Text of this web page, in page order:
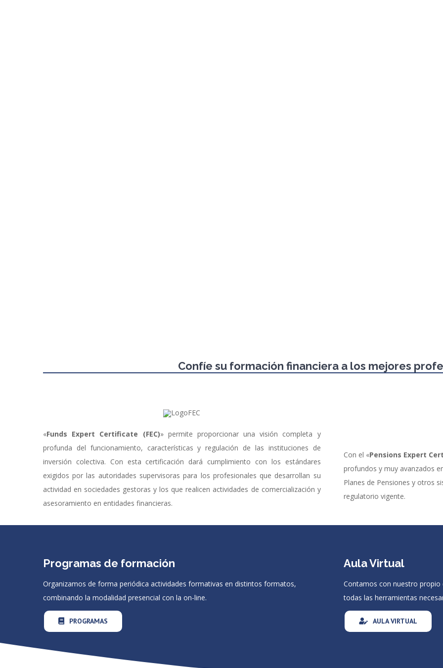
Confíe su formación financiera a los mejores
«Funds Expert Certificate (FEC)» permite proporcionar una visión completa y
profunda del funcionamiento, características y regulación de las instituciones de
inversión colectiva. Con esta certificación dará cumplimiento con los estándares
exigidos por las autoridades supervisoras para los profesionales que desarrollan su
actividad en sociedades gestoras y los que realicen actividades de comercialización y
asesoramiento en entidades financieras.
Con el «Pensions Expert
profundos y muy avanzados
Planes de Pensiones y otros
regulatorio vigente.
Programas de formación
Organizamos de forma periódica actividades formativas en distintos formatos,
combinando la modalidad presencial con la on-line.
PROGRAMAS
Aula Virtual
Contamos con nuestro
todas las herramientas
AULA VIRTUAL